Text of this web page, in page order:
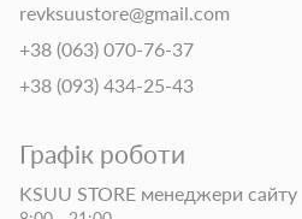
revksuustore@gmail.com
+38 (063) 070-76-37
+38 (093) 434-25-43
Графік роботи
KSUU STORE менеджери сайту